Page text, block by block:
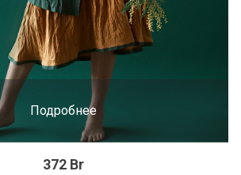
Подробнее
372 Br